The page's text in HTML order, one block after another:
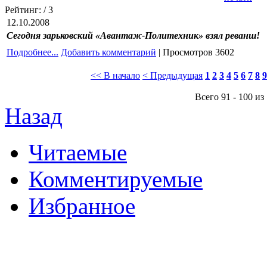
Рейтинг: / 3
12.10.2008
Сегодня зарьковский «Авантаж-Политехник» взял реванш!
Подробнее... Добавить комментарий | Просмотров 3602
<< В начало < Предыдущая 1 2 3 4 5 6 7 8 9
Всего 91 - 100 из
Назад
Читаемые
Комментируемые
Избранное